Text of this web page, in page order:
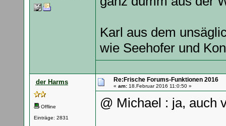
Karl aus dem
wie Seehofer und
der Harms
Offline
Einträge: 2831
Re:Frische Forums-Funktionen 2016
« am:18.Februar 2016 11:0:50 »
@ Michael : ja, auch